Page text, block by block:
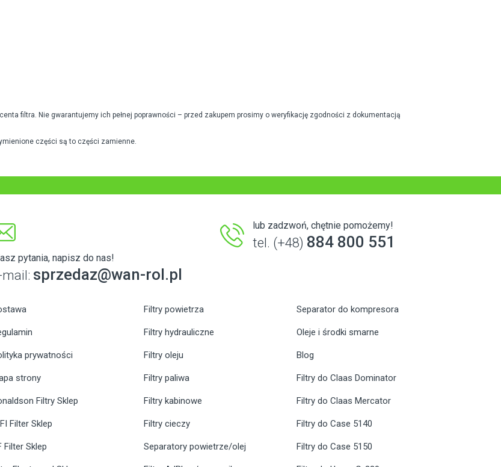
filtra. Nie gwarantujemy ich pełnej poprawności – przed zakupem prosimy o weryfikację zgodności z dokumentacją
części są to części zamienne.
pytania, napisz do nas!
mail: sprzedaz@wan-rol.pl
lub zadzwoń, chętnie pomożemy!
tel. (+48) 884 800 551
prywatności
strony
Filtry Sklep
Filter Sklep
Filter Sklep
Filtry powietrza
Filtry hydrauliczne
Filtry oleju
Filtry paliwa
Filtry kabinowe
Filtry cieczy
Separatory powietrze/olej
Separator do kompresora
Oleje i środki smarne
Blog
Filtry do Claas Dominator
Filtry do Claas Mercator
Filtry do Case 5140
Filtry do Case 5150